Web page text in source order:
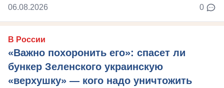
06.08.2026 0
В России
«Важно похоронить его»: спасет ли
бункер Зеленского украинскую
«верхушку» — кого надо уничтожить